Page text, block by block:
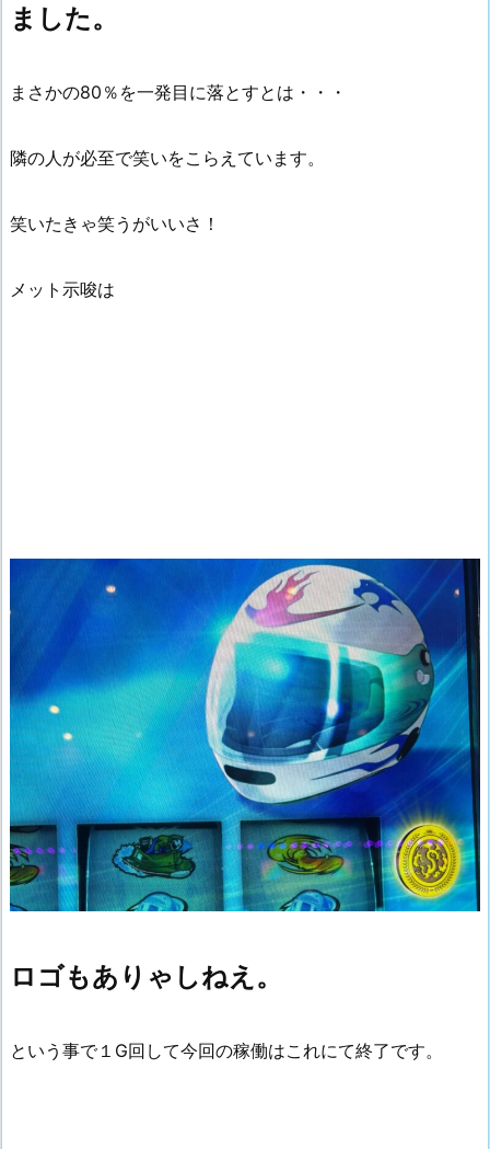
ました。
まさかの80％を一発目に落とすとは・・・
隣の人が必至で笑いをこらえています。
笑いたきゃ笑うがいいさ！
メット示唆は
ロゴもありゃしねえ。
という事で１G回して今回の稼働はこれにて終了です。